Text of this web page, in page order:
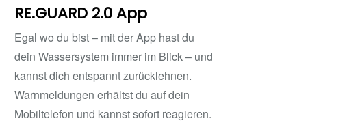
RE.GUARD 2.0 App
Egal wo du bist – mit der App hast du
dein Wassersystem immer im Blick – und
kannst dich entspannt zurücklehnen.
Warnmeldungen erhältst du auf dein
Mobiltelefon und kannst sofort reagieren.